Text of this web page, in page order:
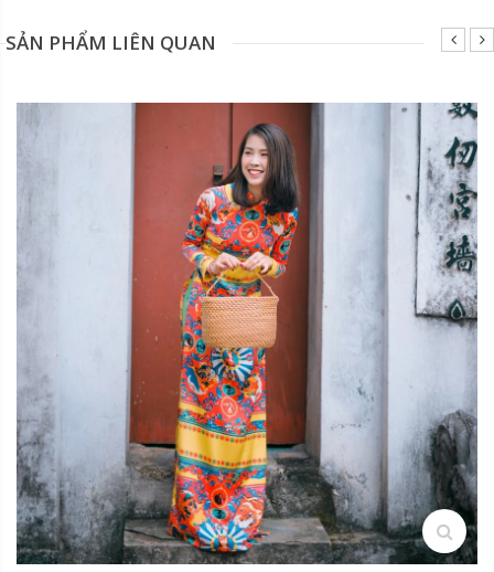
SẢN PHẨM LIÊN QUAN
search